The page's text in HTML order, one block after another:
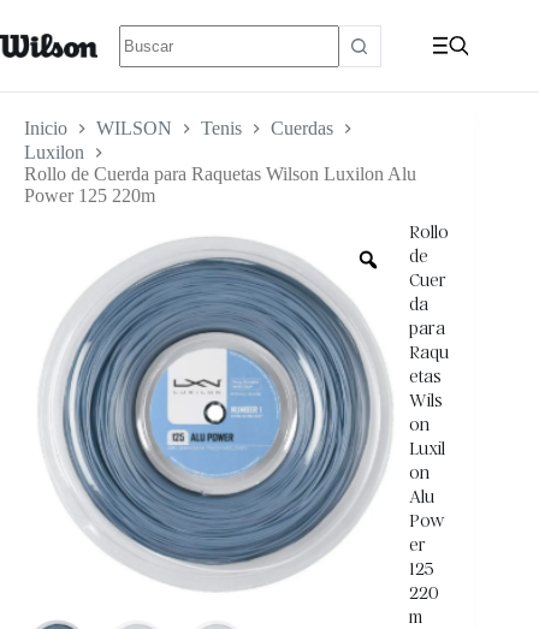
Inicio WILSON Tenis
Cuerdas
Luxilon
Rollo de Cuerda para Raquetas Wilson Luxilon Alu
Power 125 220m
Rollo
de
Cuer
da
para
Raqu
etas
Wils
on
Luxil
on
Alu
Pow
er
125
220
m